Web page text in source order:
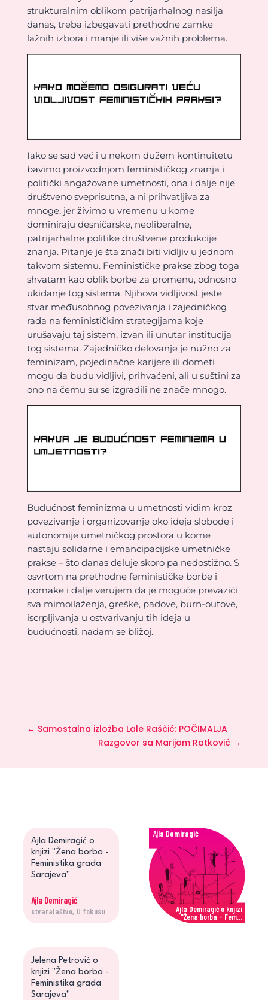
strukturalnim oblikom patrijarhalnog nasilja
danas, treba izbegavati prethodne zamke
lažnih izbora i manje ili više važnih problema.
Iako se sad već i u nekom dužem kontinuitetu
bavimo proizvodnjom feminističkog znanja i
politički angažovane umetnosti, ona i dalje nije
društveno sveprisutna, a ni prihvatljiva za
mnoge, jer živimo u vremenu u kome
dominiraju desničarske, neoliberalne,
patrijarhalne politike društvene produkcije
znanja. Pitanje je šta znači biti vidljiv u jednom
takvom sistemu. Feminističke prakse zbog toga
shvatam kao oblik borbe za promenu, odnosno
ukidanje tog sistema. Njihova vidljivost jeste
stvar međusobnog povezivanja i zajedničkog
rada na feminističkim strategijama koje
urušavaju taj sistem, izvan ili unutar institucija
tog sistema. Zajedničko delovanje je nužno za
feminizam, pojedinačne karijere ili dometi
mogu da budu vidljivi, prihvaćeni, ali u suštini za
ono na čemu su se izgradili ne znače mnogo.
Budućnost feminizma u umetnosti vidim kroz
povezivanje i organizovanje oko ideja slobode i
autonomije umetničkog prostora u kome
nastaju solidarne i emancipacijske umetničke
prakse – što danas deluje skoro pa nedostižno. S
osvrtom na prethodne feminističke borbe i
pomake i dalje verujem da je moguće prevazići
sva mimoilaženja, greške, padove, burn-outove,
iscrpljivanja u ostvarivanju tih ideja u
budućnosti, nadam se bližoj.
← Samostalna izložba Lale Raščić: POČIMALJA
Razgovor sa Marijom Ratković →
Ajla Demiragić o
knjizi "Žena borba -
Feministika grada
Sarajeva"
Ajla Demiragić
stvaralaštvo, U fokusu
Ajla Demiragić o knjizi
"Žena borba - Fem...
Ajla Demiragić
Jelena Petrović o
knjizi "Žena borba -
Feministika grada
Sarajeva"